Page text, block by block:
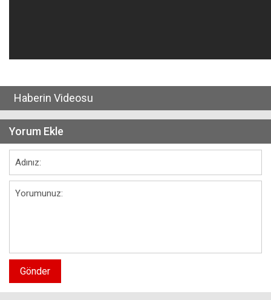
Haberin Videosu
Yorum Ekle
Gönder